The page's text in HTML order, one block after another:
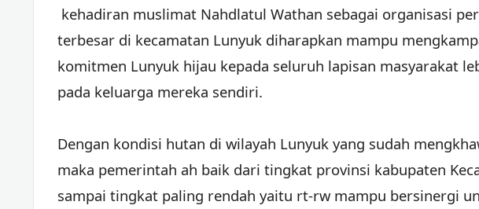
kehadiran muslimat Nahdlatul Wathan sebagai organisasi
terbesar di kecamatan Lunyuk diharapkan mampu
komitmen Lunyuk hijau kepada seluruh lapisan masyarakat
pada keluarga mereka sendiri.
Dengan kondisi hutan di wilayah Lunyuk yang sudah
maka pemerintah ah baik dari tingkat provinsi kabupaten
sampai tingkat paling rendah yaitu rt-rw mampu bersinergi